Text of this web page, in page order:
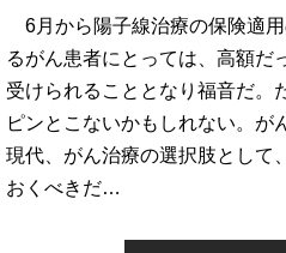
6月から陽子線治療の保険適
るがん患者にとっては、高額だ
受けられることとなり福音だ。
ピンとこないかもしれない。が
現代、がん治療の選択肢として
おくべきだ…